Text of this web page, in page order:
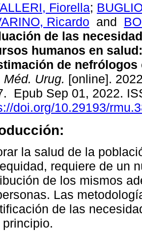
Fiorella;
Ricardo and
de las
humanos en
de nefrólogos
Méd. Urug. [online].
Epub Sep 01, 2022.
doi.org/10.29193/
la salud de la
requiere de un
de los mismos
Las
de las
principio.